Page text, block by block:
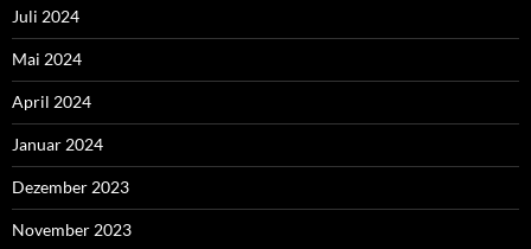
Juli 2024
Mai 2024
April 2024
Januar 2024
Dezember 2023
November 2023